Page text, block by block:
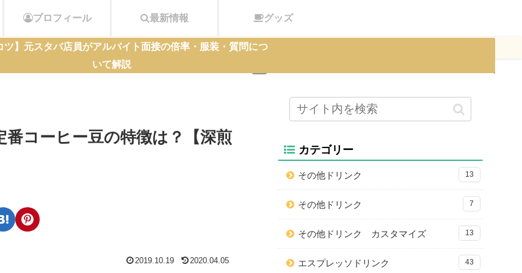
プロフィール 最新情報 グッズ
ツ】元スタバ店員がアルバイト面接の倍率・服装・質問につ
いて解説
コーヒー豆の特徴は？【深煎
2019.10.19 2020.04.05
カテゴリー
その他ドリンク 13
その他ドリンク 7
その他ドリンク カスタマイズ 13
エスプレッソドリンク 43